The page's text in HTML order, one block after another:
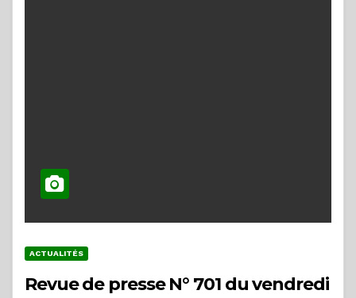
ACTUALITÉS
Revue de presse N° 701 du vendredi